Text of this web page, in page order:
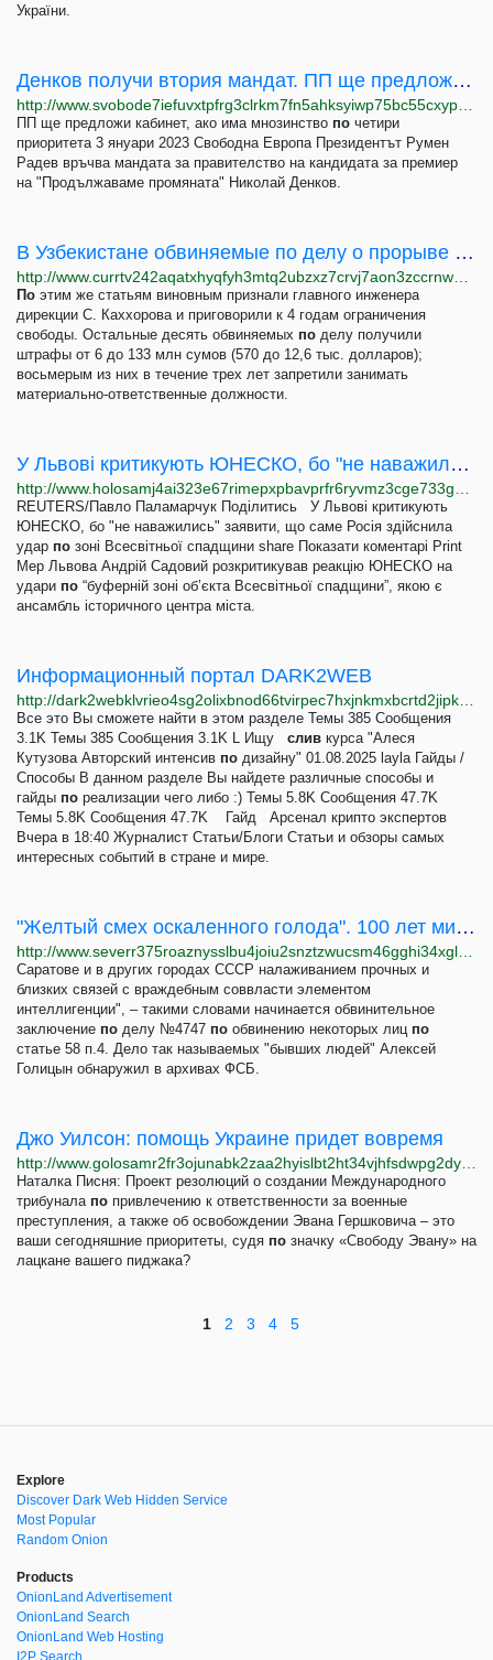
України.
Денков получи втория мандат. ПП ще предложи кабинет, ако има мнозинство по четири приоритета
ПП ще предложи кабинет, ако има мнозинство по четири
приоритета 3 януари 2023 Свободна Европа Президентът Румен
Радев връчва мандата за правителство на кандидата за премиер
на "Продължаваме промяната" Николай Денков.
В Узбекистане обвиняемые по делу о прорыве дамбы на Сардобинском водохранилище получили сроки...
По этим же статьям виновным признали главного инженера
дирекции С. Каххорова и приговорили к 4 годам ограничения
свободы. Остальные десять обвиняемых по делу получили
штрафы от 6 до 133 млн сумов (570 до 12,6 тыс. долларов);
восьмерым из них в течение трех лет запретили занимать
материально-ответственные должности.
У Львові критикують ЮНЕСКО, бо "не наважились" заявити, що саме Росія здійснила удар по зоні...
REUTERS/Павло Паламарчук Поділитись У Львові критикують
ЮНЕСКО, бо "не наважились" заявити, що саме Росія здійснила
удар по зоні Всесвітньої спадщини share Показати коментарі Print
Мер Львова Андрій Садовий розкритикував реакцію ЮНЕСКО на
удари по “буферній зоні об’єкта Всесвітньої спадщини”, якою є
ансамбль історичного центра міста.
Информационный портал DARK2WEB
Все это Вы сможете найти в этом разделе Темы 385 Сообщения
3.1K Темы 385 Сообщения 3.1K L Ищу слив курса "Алеся
Кутузова Авторский интенсив по дизайну" 01.08.2025 layla Гайды /
Способы В данном разделе Вы найдете различные способы и
гайды по реализации чего либо :) Темы 5.8K Сообщения 47.7K
Темы 5.8K Сообщения 47.7K ⁣ Гайд Арсенал крипто экспертов
Вчера в 18:40 Журналист Статьи/Блоги Статьи и обзоры самых
интересных событий в стране и мире.
"Желтый смех оскаленного голода". 100 лет миссии Нансена
Саратове и в других городах СССР налаживанием прочных и
близких связей с враждебным соввласти элементом
интеллигенции", – такими словами начинается обвинительное
заключение по делу №4747 по обвинению некоторых лиц по
статье 58 п.4. Дело так называемых "бывших людей" Алексей
Голицын обнаружил в архивах ФСБ.
Джо Уилсон: помощь Украине придет вовремя
Наталка Писня: Проект резолюций о создании Международного
трибунала по привлечению к ответственности за военные
преступления, а также об освобождении Эвана Гершковича – это
ваши сегодняшние приоритеты, судя по значку «Свободу Эвану» на
лацкане вашего пиджака?
1 2 3 4 5
Explore
Discover Dark Web Hidden Service
Most Popular
Random Onion
Products
OnionLand Advertisement
OnionLand Search
OnionLand Web Hosting
I2P Search